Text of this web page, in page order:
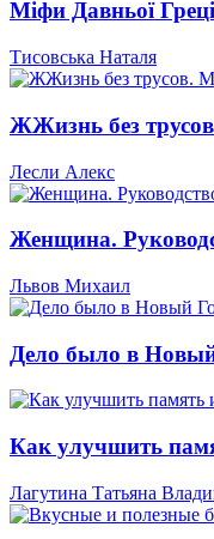
Міфи Давньої
Тисовська Наталя
ЖЖизнь без
Лесли Алекс
Женщина.
Львов Михаил
Дело было в
Как улучшить
Лагутина Татьяна